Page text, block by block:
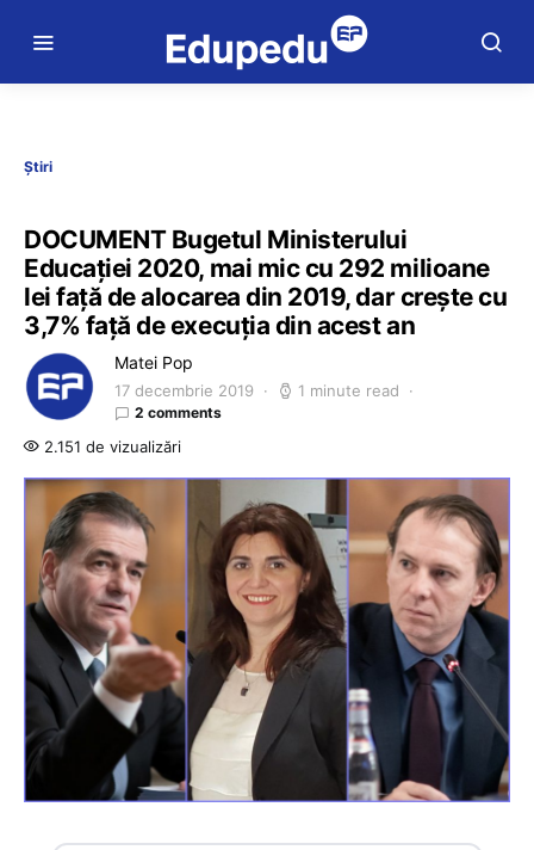
Știri
DOCUMENT Bugetul Ministerului
Educației 2020, mai mic cu 292 milioane
lei față de alocarea din 2019, dar crește cu
3,7% față de execuția din acest an
Matei Pop
17 decembrie 2019 1 minute read
2 comments
2.151 de vizualizări